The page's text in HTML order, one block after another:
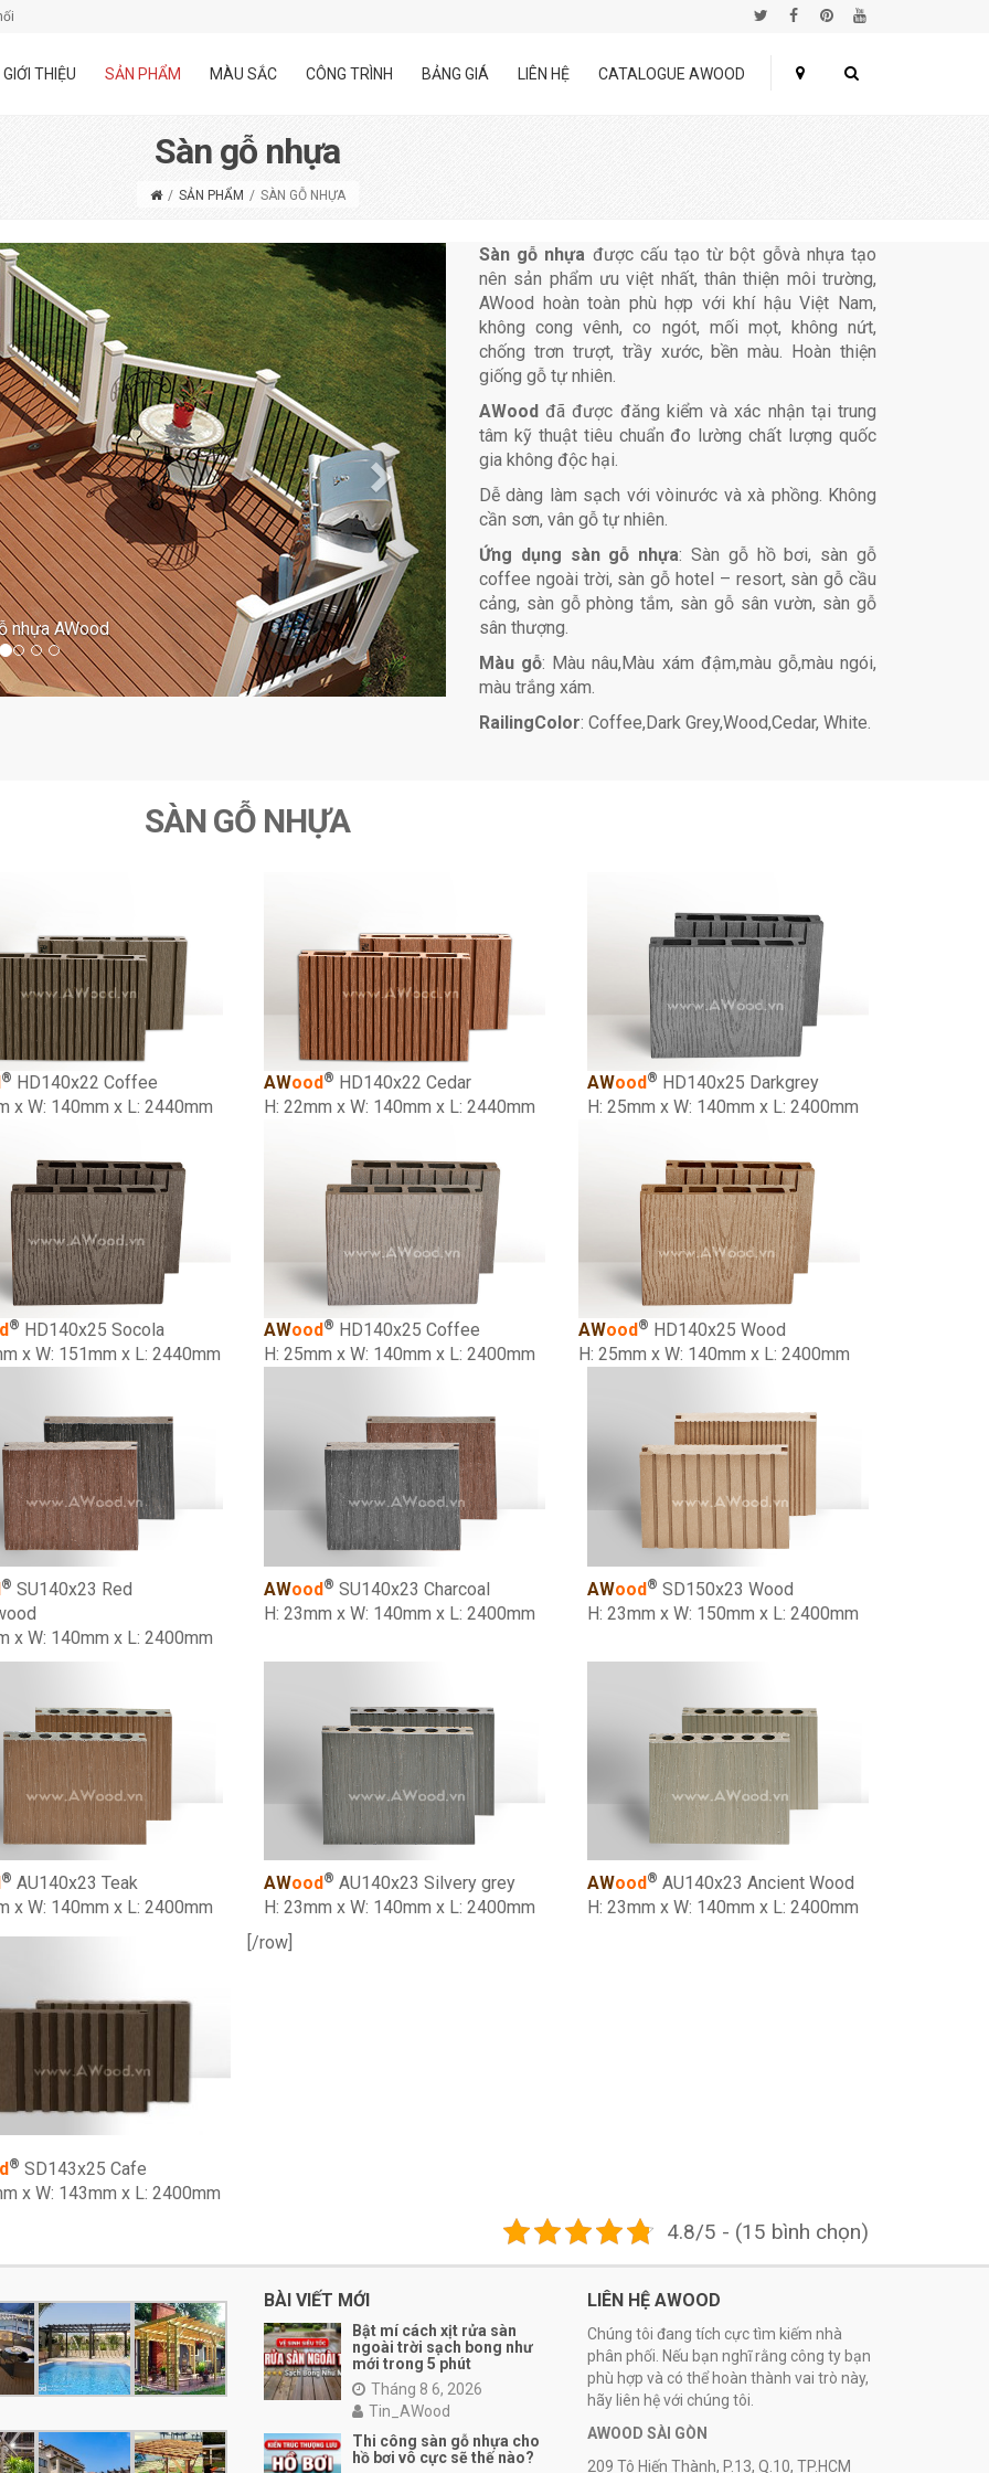
GIỚI THIỆU SẢN PHẨM MÀU SẮC CÔNG TRÌNH BẢNG GIÁ LIÊN HỆ CATALOGUE AWOOD
Sàn gỗ nhựa
/ SẢN PHẨM / SÀN GỖ NHỰA
nhựa AWood
Sàn gỗ nhựa được cấu tạo từ bột gỗvà nhựa tạo
nên sản phẩm ưu việt nhất, thân thiện môi trường,
AWood hoàn toàn phù hợp với khí hậu Việt Nam,
không cong vênh, co ngót, mối mọt, không nứt,
chống trơn trượt, trầy xước, bền màu. Hoàn thiện
giống gỗ tự nhiên.
AWood đã được đăng kiểm và xác nhận tại trung
tâm kỹ thuật tiêu chuẩn đo lường chất lượng quốc
gia không độc hại.
Dễ dàng làm sạch với vòinước và xà phồng. Không
cần sơn, vân gỗ tự nhiên.
Ứng dụng sàn gỗ nhựa: Sàn gỗ hồ bơi, sàn gỗ
coffee ngoài trời, sàn gỗ hotel – resort, sàn gỗ cầu
cảng, sàn gỗ phòng tắm, sàn gỗ sân vườn, sàn gỗ
sân thượng.
Màu gỗ: Màu nâu,Màu xám đậm,màu gỗ,màu ngói,
màu trắng xám.
RailingColor: Coffee,Dark Grey,Wood,Cedar, White.
SÀN GỖ NHỰA
® HD140x22 Coffee
x W: 140mm x L: 2440mm
AWood ® HD140x22 Cedar
H: 22mm x W: 140mm x L: 2440mm
AWood® HD140x25 Darkgrey
H: 25mm x W: 140mm x L: 2400mm
® HD140x25 Socola
x W: 151mm x L: 2440mm
AWood ® HD140x25 Coffee
H: 25mm x W: 140mm x L: 2400mm
AWood ® HD140x25 Wood
H: 25mm x W: 140mm x L: 2400mm
® SU140x23 Red
x W: 140mm x L: 2400mm
AWood® SU140x23 Charcoal
H: 23mm x W: 140mm x L: 2400mm
AWood® SD150x23 Wood
H: 23mm x W: 150mm x L: 2400mm
® AU140x23 Teak
x W: 140mm x L: 2400mm
AWood® AU140x23 Silvery grey
H: 23mm x W: 140mm x L: 2400mm
AWood® AU140x23 Ancient Wood
H: 23mm x W: 140mm x L: 2400mm
® SD143x25 Cafe
x W: 143mm x L: 2400mm
[/row]
4.8/5 - (15 bình chọn)
BÀI VIẾT MỚI
Bật mí cách xịt rửa sàn
ngoài trời sạch bong như
mới trong 5 phút
Tháng 8 6, 2026
Tin_AWood
Thi công sàn gỗ nhựa cho
hồ bơi vô cực sẽ thế nào?
LIÊN HỆ AWOOD
Chúng tôi đang tích cực tìm kiếm nhà
phân phối. Nếu bạn nghĩ rằng công ty bạn
phù hợp và có thể hoàn thành vai trò này,
hãy liên hệ với chúng tôi.
AWOOD SÀI GÒN
209 Tô Hiến Thành, P.13, Q.10, TP.HCM